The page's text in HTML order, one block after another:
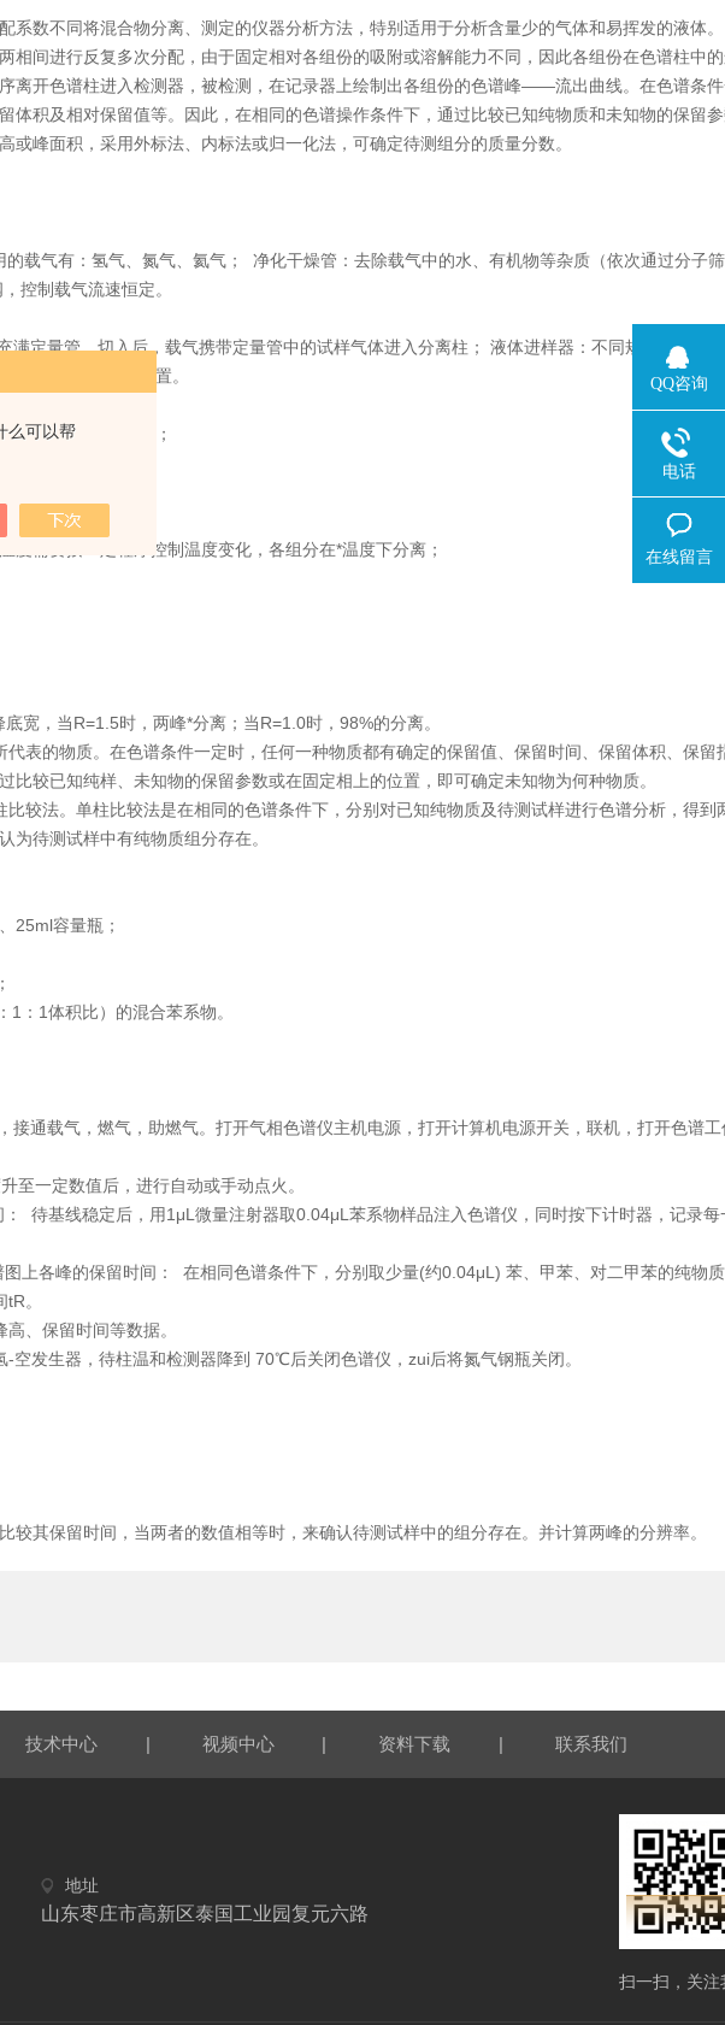
么可以帮
系数不同将混合物分离、测定的仪器分析方法，特别适用于分析含量少的气体和易挥发的液体
相间进行反复多次分配，由于固定相对各组份的吸附或溶解能力不同，因此各组份在色谱柱中
离开色谱柱进入检测器，被检测，在记录器上绘制出各组份的色谱峰——流出曲线。在色谱条
体积及相对保留值等。因此，在相同的色谱操作条件下，通过比较已知纯物质和未知物的保留
峰面积，采用外标法、内标法或归一化法，可确定待测组分的质量分数。
载气有：氢气、氮气、氦气； 净化干燥管：去除载气中的水、有机物等杂质（依次通过分子
控制载气流速恒定。
定量管，切入后，载气携带定量管中的试样气体进入分离柱； 液体进样器：不同规格的注射
试样瞬间气化的装置。
管柱。
火焰离子化检测器；
；
度需要按一定程序控制温度变化，各组分在*温度下分离；
宽，当R=1.5时，两峰*分离；当R=1.0时，98%的分离。
表的物质。在色谱条件一定时，任何一种物质都有确定的保留值、保留时间、保留体积、保留
比较已知纯样、未知物的保留参数或在固定相上的位置，即可确定未知物为何种物质。
较法。单柱比较法是在相同的色谱条件下，分别对已知纯物质及待测试样进行色谱分析，得到
为待测试样中有纯物质组分存在。
25ml容量瓶；
：1体积比）的混合苯系物。
通载气，燃气，助燃气。打开气相色谱仪主机电源，打开计算机电源开关，联机，打开色谱工
至一定数值后，进行自动或手动点火。
待基线稳定后，用1μL微量注射器取0.04μL苯系物样品注入色谱仪，同时按下计时器，记录每
上各峰的保留时间： 在相同色谱条件下，分别取少量(约0.04μL) 苯、甲苯、对二甲苯的纯物
tR。
高、保留时间等数据。
发生器，待柱温和检测器降到 70℃后关闭色谱仪，zui后将氮气钢瓶关闭。
其保留时间，当两者的数值相等时，来确认待测试样中的组分存在。并计算两峰的分辨率。
技术中心 | 视频中心 | 资料下载 | 联系我们
地址
山东枣庄市高新区泰国工业园复元六路
扫一扫，关注
QQ咨询
电话
在线留言